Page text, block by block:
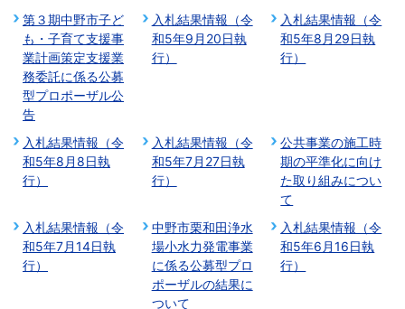
第３期中野市子ど
も・子育て支援事
業計画策定支援業
務委託に係る公募
型プロポーザル公
告
入札結果情報（令
和5年9月20日執
行）
入札結果情報（令
和5年8月29日執
行）
入札結果情報（令
和5年8月8日執
行）
入札結果情報（令
和5年7月27日執
行）
公共事業の施工時
期の平準化に向け
た取り組みについ
て
入札結果情報（令
和5年7月14日執
行）
中野市栗和田浄水
場小水力発電事業
に係る公募型プロ
ポーザルの結果に
ついて
入札結果情報（令
和5年6月16日執
行）